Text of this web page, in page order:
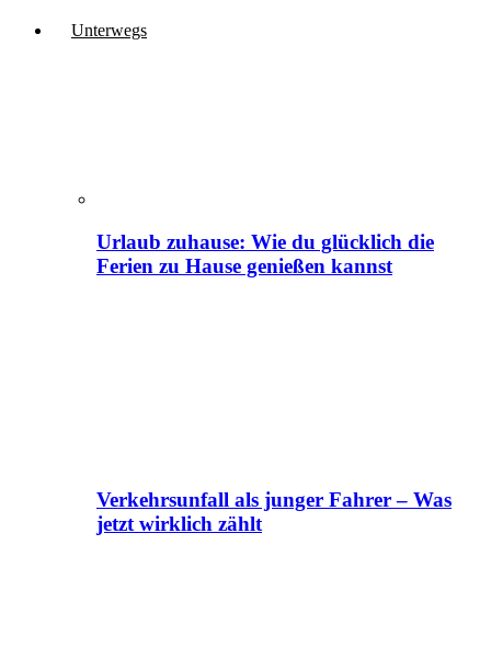
Unterwegs
Urlaub zuhause: Wie du glücklich die
Ferien zu Hause genießen kannst
Verkehrsunfall als junger Fahrer – Was
jetzt wirklich zählt